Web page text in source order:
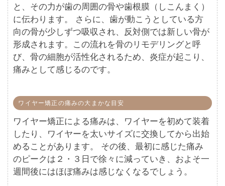
と、その力が歯の周囲の骨や歯根膜（しこんまく）
に伝わります。 さらに、歯が動こうとしている方
向の骨が少しずつ吸収され、反対側では新しい骨が
形成されます。この流れを骨のリモデリングと呼
び、骨の細胞が活性化されるため、炎症が起こり、
痛みとして感じるのです。
ワイヤー矯正の痛みの大まかな目安
ワイヤー矯正による痛みは、ワイヤーを初めて装着
したり、ワイヤーを太いサイズに交換してから出始
めることがあります。 その後、最初に感じた痛み
のピークは２・３日で徐々に減っていき、およそ一
週間後にはほぼ痛みは感じなくなるでしょう。